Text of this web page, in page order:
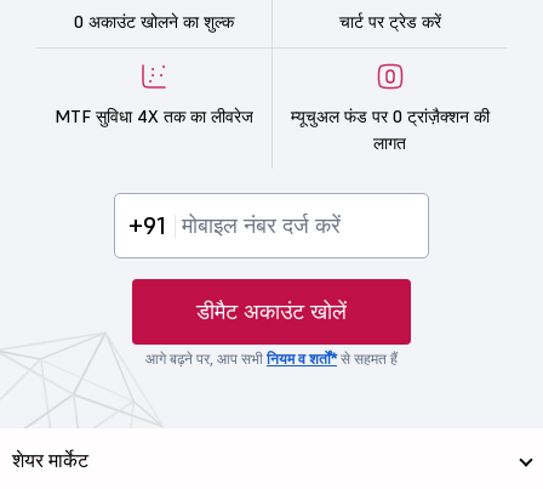
0 अकाउंट खोलने का शुल्क चार्ट पर ट्रेड करें
MTF सुविधा 4X तक का लीवरेज
म्यूचुअल फंड पर 0 ट्रांज़ैक्शन की
लागत
+91
डीमैट अकाउंट खोलें
आगे बढ़ने पर, आप सभीनियम व शर्तों*से सहमत हैं
शेयर मार्केट